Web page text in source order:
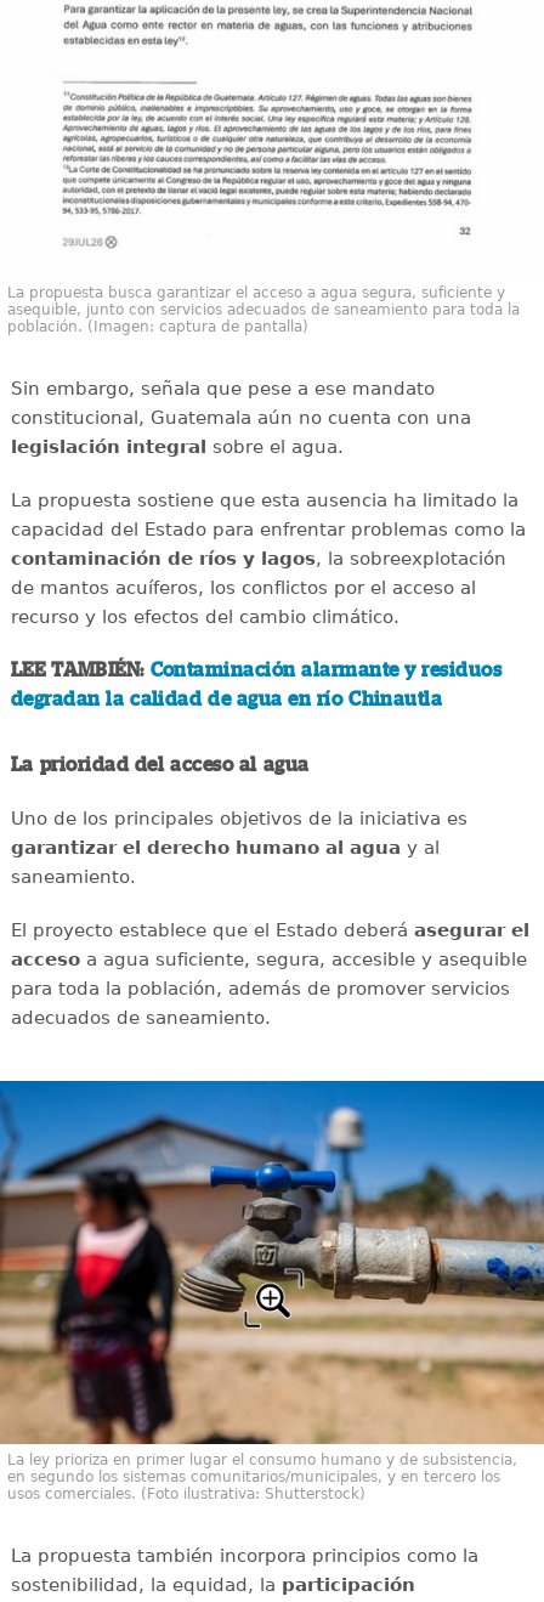
La propuesta busca garantizar el acceso a agua segura, suficiente y
asequible, junto con servicios adecuados de saneamiento para toda la
población. (Imagen: captura de pantalla)
Sin embargo, señala que pese a ese mandato
constitucional, Guatemala aún no cuenta con una
legislación integral sobre el agua.
La propuesta sostiene que esta ausencia ha limitado la
capacidad del Estado para enfrentar problemas como la
contaminación de ríos y lagos, la sobreexplotación
de mantos acuíferos, los conflictos por el acceso al
recurso y los efectos del cambio climático.
LEE TAMBIÉN: Contaminación alarmante y residuos
degradan la calidad de agua en río Chinautla
La prioridad del acceso al agua
Uno de los principales objetivos de la iniciativa es
garantizar el derecho humano al agua y al
saneamiento.
El proyecto establece que el Estado deberá asegurar el
accesoa agua suficiente, segura, accesible y asequible
para toda la población, además de promover servicios
adecuados de saneamiento.
La ley prioriza en primer lugar el consumo humano y de subsistencia,
en segundo los sistemas comunitarios/municipales, y en tercero los
usos comerciales. (Foto ilustrativa: Shutterstock)
La propuesta también incorpora principios como la
sostenibilidad, la equidad, la participación